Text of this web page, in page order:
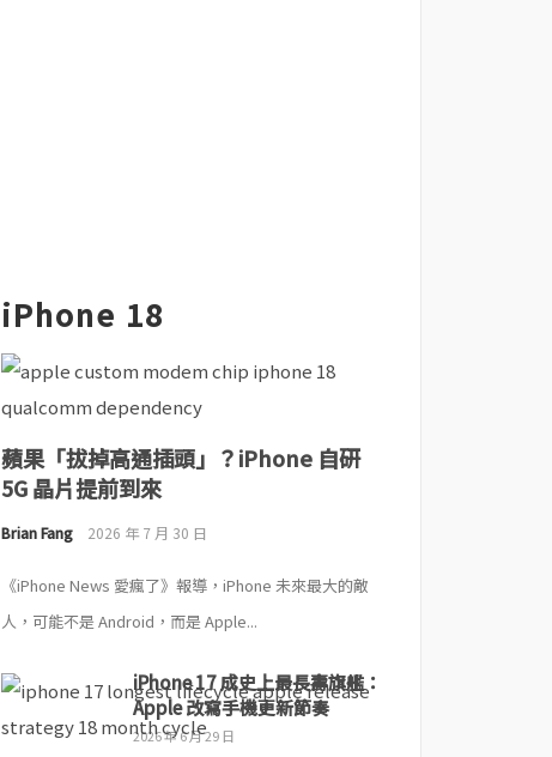
iPhone 18
蘋果「拔掉高通插頭」？iPhone 自研
5G 晶片提前到來
Brian Fang 2026 年 7 月 30 日
《iPhone News 愛瘋了》報導，iPhone 未來最大的敵
人，可能不是 Android，而是 Apple...
iPhone 17 成史上最長壽旗艦：
Apple 改寫手機更新節奏
2026 年 6 月 29 日